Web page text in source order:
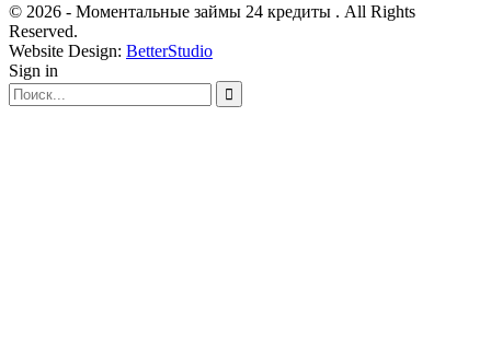
© 2026 - Моментальные займы 24 кредиты . All Rights
Reserved.
Website Design: BetterStudio
Sign in